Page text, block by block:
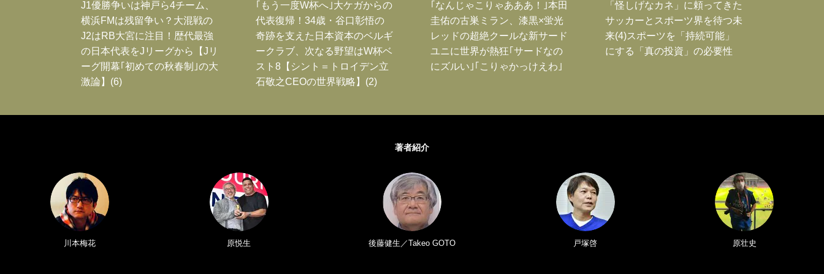
J1優勝争いは神戸ら4チーム、
横浜FMは残留争い？大混戦の
J2はRB大宮に注目！歴代最強
の日本代表をJリーグから【Jリ
ーグ開幕｢初めての秋春制｣の大
激論】(6)
｢もう一度W杯へ｣大ケガからの
代表復帰！34歳・谷口彰悟の
奇跡を支えた日本資本のベルギ
ークラブ、次なる野望はW杯ベ
スト8【シント＝トロイデン立
石敬之CEOの世界戦略】(2)
｢なんじゃこりゃあああ！｣本田
圭佑の古巣ミラン、漆黒×蛍光
レッドの超絶クールな新サード
ユニに世界が熱狂｢サードなの
にズルい｣｢こりゃかっけえわ｣
「怪しげなカネ」に頼ってきた
サッカーとスポーツ界を待つ未
来(4)スポーツを「持続可能」
にする「真の投資」の必要性
著者紹介
川本梅花 原悦生 後藤健生／Takeo GOTO 戸塚啓 原壮史